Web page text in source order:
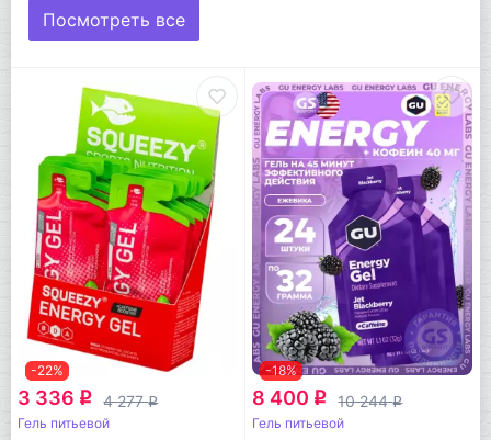
Посмотреть все
-22%
3 336 q 4 277q
Гель питьевой
-18%
8 400 q 10 244q
Гель питьевой